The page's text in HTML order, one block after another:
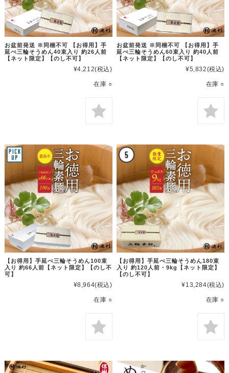
お盆前発送 ※同梱不可 【お得用】手
延べ三輪そうめん40束入り 約26人前
【ネット限定】【のし不可】
¥4,212(税込)
在庫 ○
お盆前発送 ※同梱不可 【お得用】手
延べ三輪そうめん60束入り 約40人前
【ネット限定】【のし不可】
¥5,832(税込)
在庫 ○
【お得用】手延べ三輪そうめん100束
入り 約66人前【ネット限定】【のし不
可】
¥8,964(税込)
在庫 ○
【お得用】手延べ三輪そうめん180束
入り 約120人前・9kg【ネット限定】
【のし不可】
¥13,284(税込)
在庫 ○